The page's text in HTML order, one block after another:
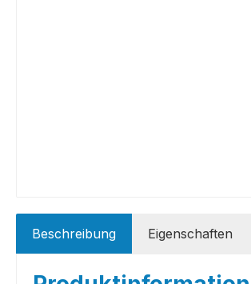
Beschreibung Eigenschaften